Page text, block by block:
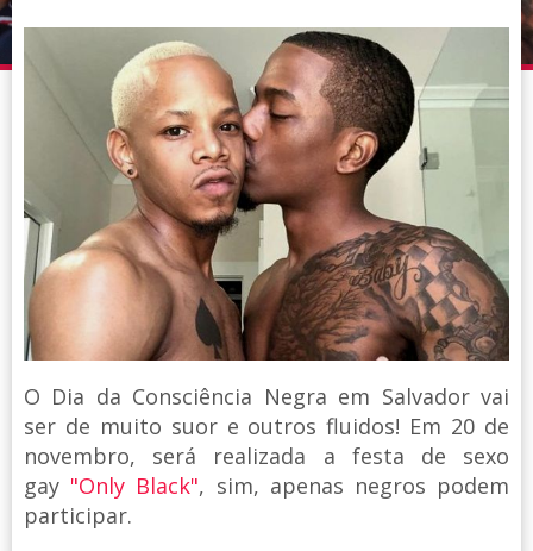
O Dia da Consciência Negra em Salvador vai
ser de muito suor e outros fluidos! Em 20 de
novembro, será realizada a festa de sexo
gay "Only Black", sim, apenas negros podem
participar.